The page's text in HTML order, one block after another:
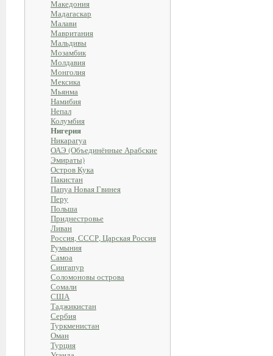
Македония
Мадагаскар
Малави
Мавритания
Мальдивы
Мозамбик
Молдавия
Монголия
Мексика
Мьянма
Намибия
Непал
Колумбия
Нигерия
Никарагуа
ОАЭ (Объединённые Арабские
Эмираты)
Остров Кука
Пакистан
Папуа Новая Гвинея
Перу
Польша
Приднестровье
Ливан
Россия, СССР, Царская Россия
Румыния
Самоа
Сингапур
Соломоновы острова
Сомали
США
Таджикистан
Сербия
Туркменистан
Оман
Турция